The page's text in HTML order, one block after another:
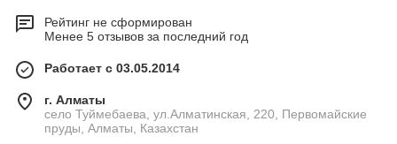
Рейтинг не сформирован
Менее 5 отзывов за последний год
Работает с 03.05.2014
г. Алматы
село Туймебаева, ул.Алматинская, 220, Первомайские
пруды, Алматы, Казахстан